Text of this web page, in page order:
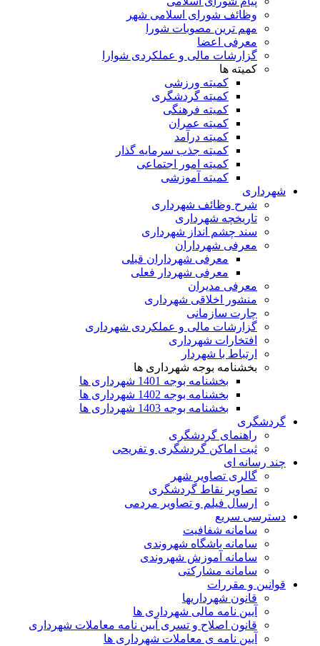
وظائف شورای اسلامی شهر
مهم ترین مصوبات شورا
معرفی اعضا
گزارشات مالی و عملکردی شوارا
کمیته ها
کمیته ورزشی
کمیته گردشگری
کمیته فرهنگی
کمیته عمران
کمیته درآمد
کمیته جذب سرمایه گذار
کمیته امور اجتماعی
کمیته آموزشی
شهرداری
شرح وظائف شهرداری
تاریخچه شهرداری
سند چشم انداز شهرداری
معرفی شهرداران
معرفی شهرداران قبلی
معرفی شهردار فعلی
معرفی مدیران
منشور اخلاقی شهرداری
چارت سازمانی
گزارشات مالی و عملکردی شهرداری
افتخارات شهرداری
ارتباط با شهردار
بخشنامه بوجه شهرداری ها
بخشنامه بوجه 1401 شهرداری ها
بخشنامه بوجه 1402 شهرداری ها
بخشنامه بوجه 1403 شهرداری ها
گردشگری
راهنمای گردشگری
ثبت اماکن گردشگری و تفریحی
چند رسانه ای
گالری تصاویر شهر
تصاویر نقاط گردشگری
ارسال فیلم و تصاویر مردمی
دسترسی سریع
سامانه شفافیت
سامانه باشگاه شهروندی
سامانه آموزش شهروندی
سامانه مشارکتی
قوانین و مقررات
قانون شهرداریها
آیین نامه مالی شهرداری ها
قانون اصلاح و تسری آیین نامه معاملات شهرداری
آیین نامه ی معاملات شهرداری ها